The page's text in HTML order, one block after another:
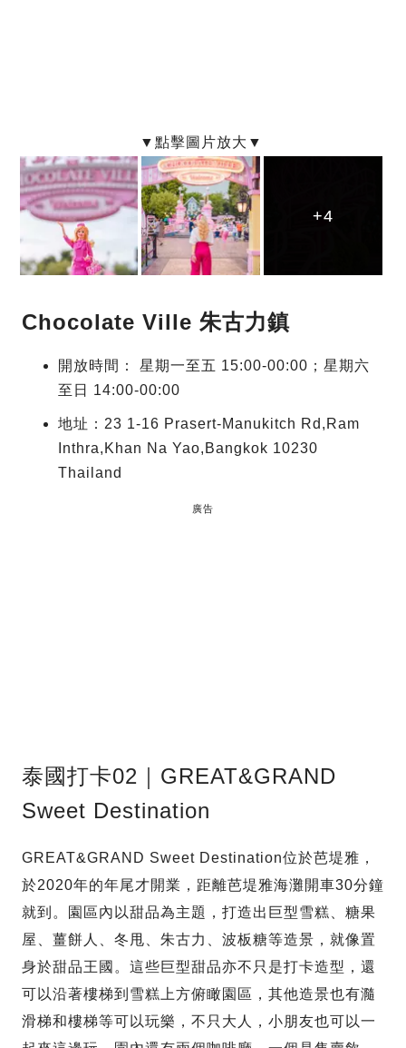
+4
+4
+4
Chocolate Ville 朱古力鎮
開放時間： 星期一至五 15:00-00:00；星期六
至日 14:00-00:00
地址：23 1-16 Prasert-Manukitch Rd,Ram
Inthra,Khan Na Yao,Bangkok 10230
Thailand
廣告
泰國打卡02｜GREAT&GRAND
Sweet Destination
GREAT&GRAND Sweet Destination位於芭堤雅，
於2020年的年尾才開業，距離芭堤雅海灘開車30分鐘
就到。園區內以甜品為主題，打造出巨型雪糕、糖果
屋、薑餅人、冬甩、朱古力、波板糖等造景，就像置
身於甜品王國。這些巨型甜品亦不只是打卡造型，還
可以沿著樓梯到雪糕上方俯瞰園區，其他造景也有瀡
滑梯和樓梯等可以玩樂，不只大人，小朋友也可以一